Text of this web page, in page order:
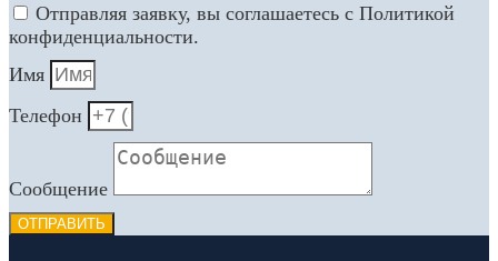
Отправляя заявку, вы соглашаетесь с Политикой
конфиденциальности.
Имя
Телефон
Сообщение
ОТПРАВИТЬ